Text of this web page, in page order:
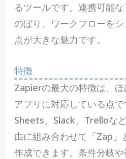
るツールです。連携可能
のぼり、ワークフローを
点が大きな魅力です。
特徴
Zapierの最大の特徴は、
アプリに対応している点
Sheets、Slack、Trelloな
由に組み合わせて「Zap」
作成できます。条件分岐